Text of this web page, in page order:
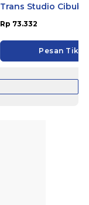
Trans Studio
Rp 73.332
Pesan Tiket